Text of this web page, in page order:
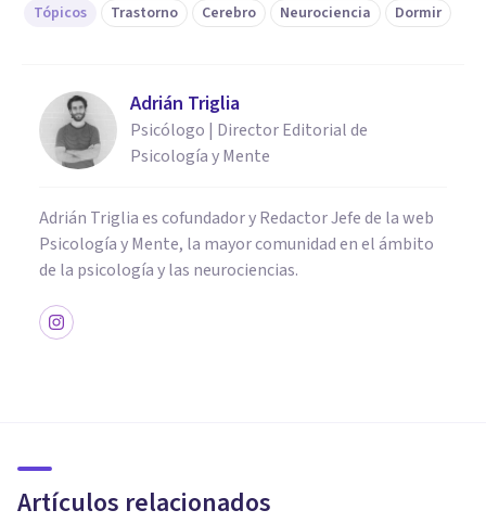
Tópicos Trastorno Cerebro Neurociencia Dormir
Adrián Triglia
Psicólogo | Director Editorial de
Psicología y Mente
Adrián Triglia es cofundador y Redactor Jefe de la web
Psicología y Mente, la mayor comunidad en el ámbito
de la psicología y las neurociencias.
Artículos relacionados
síntomas, causas y tratamiento